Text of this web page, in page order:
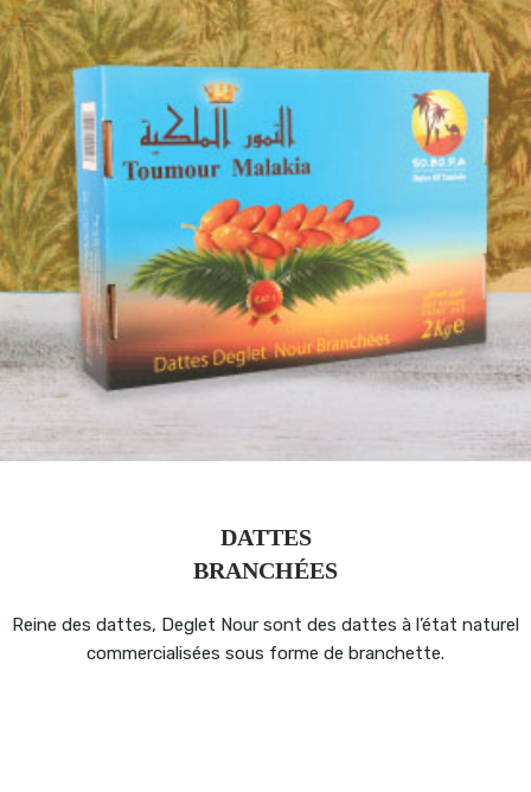
DATTES
BRANCHÉES
Reine des dattes, Deglet Nour sont des dattes à l’état naturel
commercialisées sous forme de branchette.